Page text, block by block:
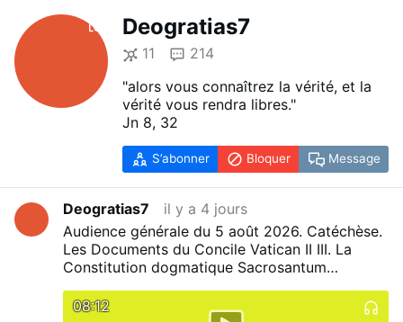
Deogratias7
11
214
"alors vous connaîtrez la vérité, et la
vérité vous rendra libres."
Jn 8, 32
S’abonner Bloquer Message
Deogratias7
il y a 4 jours
Audience générale du 5 août 2026. Catéchèse.
Les Documents du Concile Vatican II III. La
Constitution dogmatique Sacrosantum
générale du 5 août 2026. Catéchèse. Les …
08:12